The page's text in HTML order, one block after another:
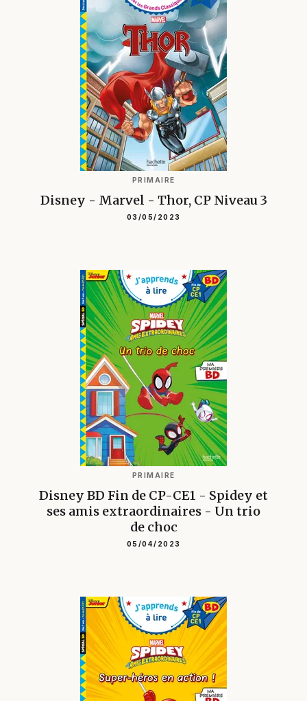
PRIMAIRE
Disney - Marvel - Thor, CP Niveau 3
03/05/2023
PRIMAIRE
Disney BD Fin de CP-CE1 - Spidey et
ses amis extraordinaires - Un trio
de choc
05/04/2023